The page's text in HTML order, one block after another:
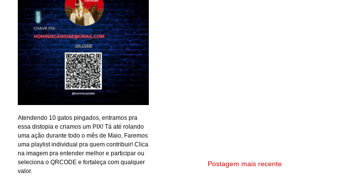
Postagem mais recente
Atendendo 10 gatos pingados, entramos pra
essa distopia e criamos um PIX! Tá até rolando
uma ação durante todo o mês de Maio, Faremos
uma playlist individual pra quem contribuir! Clica
na imagem pra entender melhor e participar ou
seleciona o QRCODE e fortaleça com qualquer
valor.